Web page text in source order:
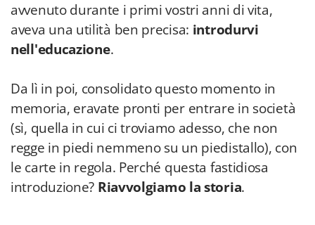
avvenuto durante i primi vostri anni di vita,
aveva una utilità ben precisa: introdurvi
nell'educazione.
Da lì in poi, consolidato questo momento in
memoria, eravate pronti per entrare in società
(sì, quella in cui ci troviamo adesso, che non
regge in piedi nemmeno su un piedistallo), con
le carte in regola. Perché questa fastidiosa
introduzione? Riavvolgiamo la storia.